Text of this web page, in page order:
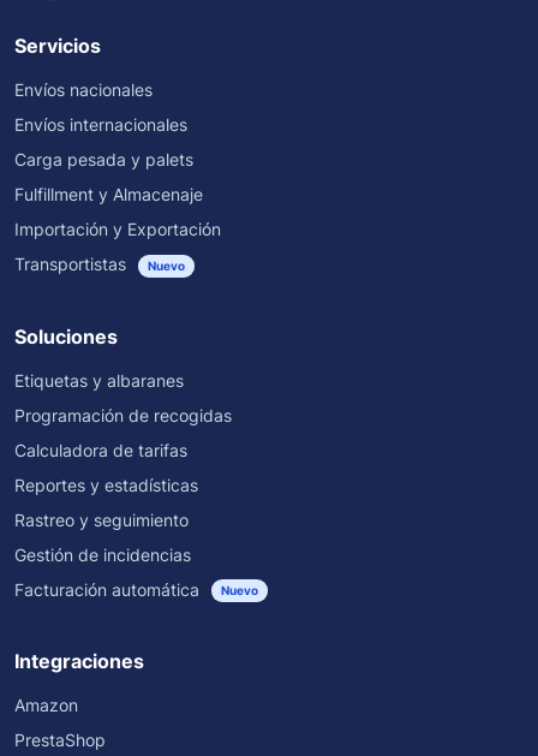
Servicios
Envíos nacionales
Envíos internacionales
Carga pesada y palets
Fulfillment y Almacenaje
Importación y Exportación
Transportistas
Nuevo
Soluciones
Etiquetas y albaranes
Programación de recogidas
Calculadora de tarifas
Reportes y estadísticas
Rastreo y seguimiento
Gestión de incidencias
Facturación automática
Nuevo
Integraciones
Amazon
PrestaShop